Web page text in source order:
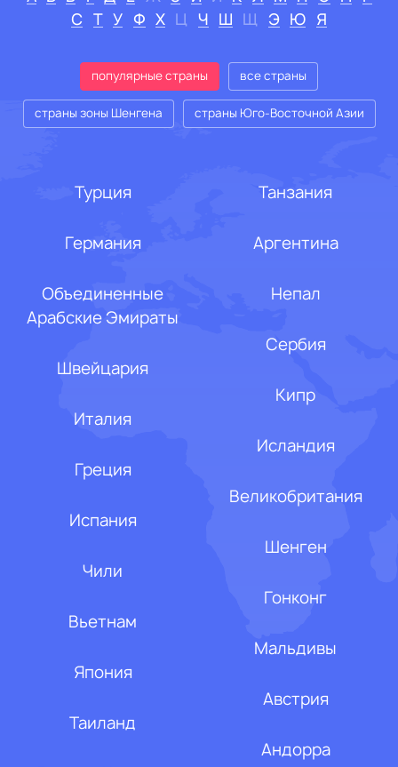
С Т У Ф Х Ц Ч Ш Щ Э Ю Я
Турция
Германия
Объединенные
Арабские Эмираты
Швейцария
Италия
Греция
Испания
Чили
Вьетнам
Япония
Таиланд
Танзания
Аргентина
Непал
Сербия
Кипр
Исландия
Великобритания
Шенген
Гонконг
Мальдивы
Австрия
Андорра